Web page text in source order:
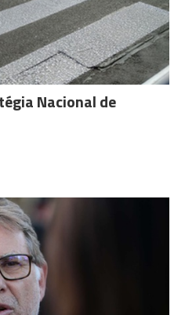
Nacional de